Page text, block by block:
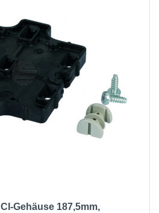
Gehäuse 187,5mm,